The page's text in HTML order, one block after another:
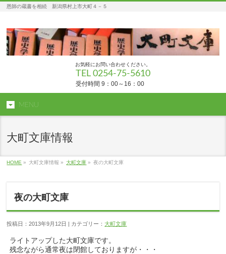
恩師の蔵書を相続 新潟県村上市大町４－５
お気軽にお問い合わせください。
TEL 0254-75-5610
受付時間 9：00～16：00
MENU
大町文庫情報
HOME » 大町文庫情報 » 大町文庫 » 夜の大町文庫
夜の大町文庫
投稿日：2013年9月12日 | カテゴリー：大町文庫
ライトアップした大町文庫です。
残念ながら通常夜は閉館しておりますが・・・